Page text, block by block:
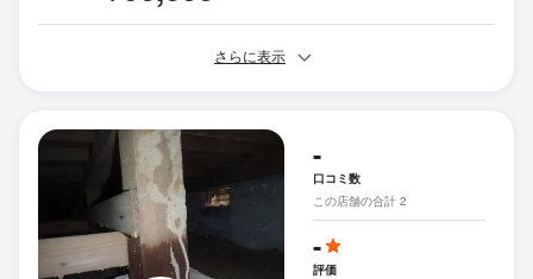
さらに表示
-
口コミ数
この店舗の合計 2
-
評価